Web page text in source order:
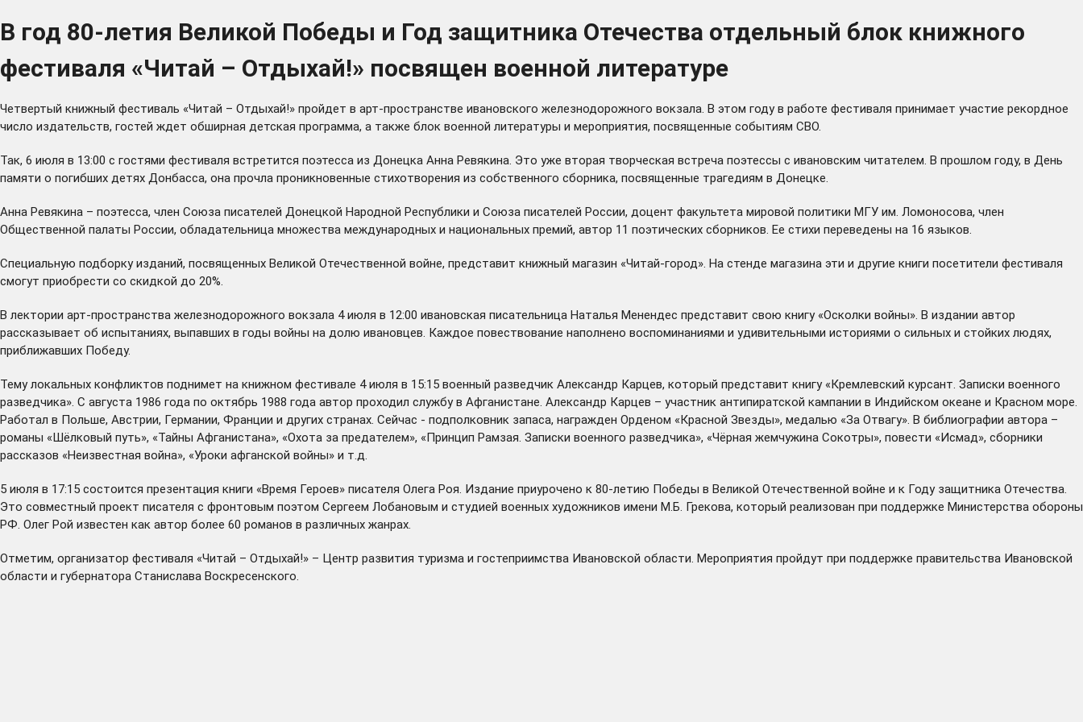
В год 80-летия Великой Победы и Год защитника Отечества отдельный блок книжного
фестиваля «Читай – Отдыхай!» посвящен военной литературе
Четвертый книжный фестиваль «Читай – Отдыхай!» пройдет в арт-пространстве ивановского железнодорожного вокзала. В этом году в работе фестиваля принимает участие рекордное
число издательств, гостей ждет обширная детская программа, а также блок военной литературы и мероприятия, посвященные событиям СВО.
Так, 6 июля в 13:00 с гостями фестиваля встретится поэтесса из Донецка Анна Ревякина. Это уже вторая творческая встреча поэтессы с ивановским читателем. В прошлом году, в День
памяти о погибших детях Донбасса, она прочла проникновенные стихотворения из собственного сборника, посвященные трагедиям в Донецке.
Анна Ревякина – поэтесса, член Союза писателей Донецкой Народной Республики и Союза писателей России, доцент факультета мировой политики МГУ им. Ломоносова, член
Общественной палаты России, обладательница множества международных и национальных премий, автор 11 поэтических сборников. Ее стихи переведены на 16 языков.
Специальную подборку изданий, посвященных Великой Отечественной войне, представит книжный магазин «Читай-город». На стенде магазина эти и другие книги посетители фестиваля
смогут приобрести со скидкой до 20%.
В лектории арт-пространства железнодорожного вокзала 4 июля в 12:00 ивановская писательница Наталья Менендес представит свою книгу «Осколки войны». В издании автор
рассказывает об испытаниях, выпавших в годы войны на долю ивановцев. Каждое повествование наполнено воспоминаниями и удивительными историями о сильных и стойких людях,
приближавших Победу.
Тему локальных конфликтов поднимет на книжном фестивале 4 июля в 15:15 военный разведчик Александр Карцев, который представит книгу «Кремлевский курсант. Записки военного
разведчика». С августа 1986 года по октябрь 1988 года автор проходил службу в Афганистане. Александр Карцев – участник антипиратской кампании в Индийском океане и Красном море.
Работал в Польше, Австрии, Германии, Франции и других странах. Сейчас - подполковник запаса, награжден Орденом «Красной Звезды», медалью «За Отвагу». В библиографии автора –
романы «Шёлковый путь», «Тайны Афганистана», «Охота за предателем», «Принцип Рамзая. Записки военного разведчика», «Чёрная жемчужина Сокотры», повести «Исмад», сборники
рассказов «Неизвестная война», «Уроки афганской войны» и т.д.
5 июля в 17:15 состоится презентация книги «Время Героев» писателя Олега Роя. Издание приурочено к 80-летию Победы в Великой Отечественной войне и к Году защитника Отечества.
Это совместный проект писателя с фронтовым поэтом Сергеем Лобановым и студией военных художников имени М.Б. Грекова, который реализован при поддержке Министерства обороны
РФ. Олег Рой известен как автор более 60 романов в различных жанрах.
Отметим, организатор фестиваля «Читай – Отдыхай!» – Центр развития туризма и гостеприимства Ивановской области. Мероприятия пройдут при поддержке правительства Ивановской
области и губернатора Станислава Воскресенского.